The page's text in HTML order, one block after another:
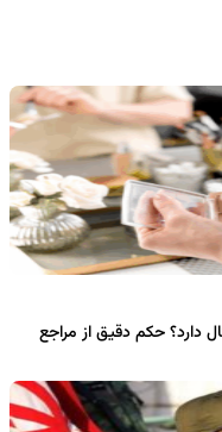
دارد؟ حکم دقیق از مراجع